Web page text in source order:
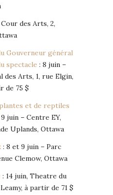
des Arts, 2,
Gouverneur général
spectacle : 8 juin –
des Arts, 1, rue Elgin,
de 75 $
et de reptiles
juin – Centre EY,
Uplands, Ottawa
: 8 et 9 juin – Parc
Clemow, Ottawa
: 14 juin, Theatre du
à partir de 71 $